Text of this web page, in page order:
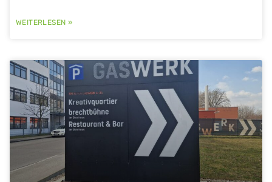
WEITERLESEN »